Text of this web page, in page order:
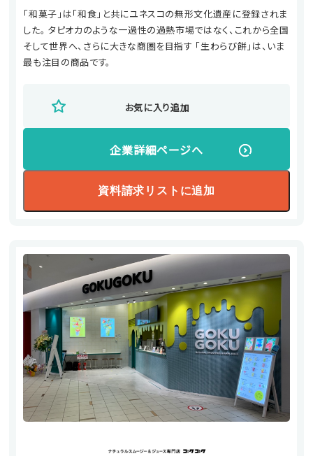
「和菓子」は「和食」と共にユネスコの無形文化遺産に登録されま
した。 タピオカのような一過性の過熱市場ではなく、これから全国
そして世界へ、さらに大きな商圏を目指す 「生わらび餅」は、いま
最も注目の商品です。
お気に入り追加
企業詳細ページへ
資料請求リストに追加